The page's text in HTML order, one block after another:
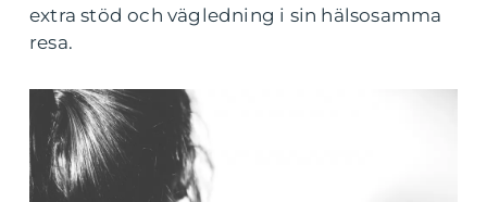
extra stöd och vägledning i sin hälsosamma
resa.